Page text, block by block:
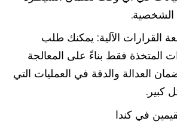
الشخصية.
القرارات الآلية: يمكنك طلب
المتخذة فقط بناءً على المعالجة
لضمان العدالة والدقة في العمليات التي
كبير.
في كندا